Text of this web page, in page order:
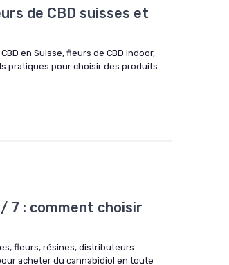
de CBD suisses et
en Suisse, fleurs de CBD indoor,
pratiques pour choisir des produits
7 : comment choisir
fleurs, résines, distributeurs
acheter du cannabidiol en toute